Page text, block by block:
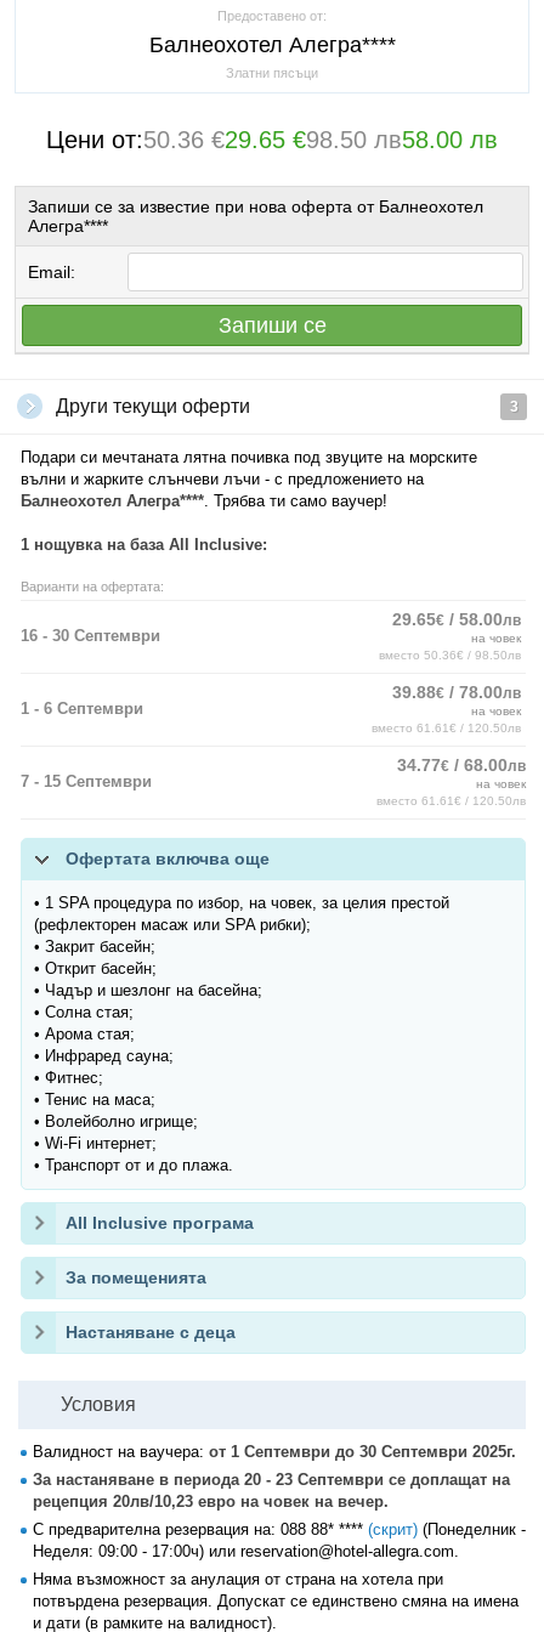
Предоставено от:
Балнеохотел Алегра****
Златни пясъци
Цени от:50.36 €29.65 €98.50 лв58.00 лв
Запиши се за известие при нова оферта от Балнеохотел
Алегра****
Email:
Запиши се
Други текущи оферти 3
Подари си мечтаната лятна почивка под звуците на морските
вълни и жарките слънчеви лъчи - с предложението на
Балнеохотел Алегра****. Трябва ти само ваучер!
1 нощувка на база All Inclusive:
Варианти на офертата:
16 - 30 Септември
29.65€ / 58.00лв
на човек
вместо 50.36€ / 98.50лв
1 - 6 Септември
39.88€ / 78.00лв
на човек
вместо 61.61€ / 120.50лв
7 - 15 Септември
34.77€ / 68.00лв
на човек
вместо 61.61€ / 120.50лв
Офертата включва още
• 1 SPA процедура по избор, на човек, за целия престой
(рефлекторен масаж или SPA рибки);
• Закрит басейн;
• Открит басейн;
• Чадър и шезлонг на басейна;
• Солна стая;
• Арома стая;
• Инфраред сауна;
• Фитнес;
• Тенис на маса;
• Волейболно игрище;
• Wi-Fi интернет;
• Транспорт от и до плажа.
All Inclusive програма
За помещенията
Настаняване с деца
Условия
Валидност на ваучера: от 1 Септември до 30 Септември 2025г.
За настаняване в периода 20 - 23 Септември се доплащат на
рецепция 20лв/10,23 евро на човек на вечер.
С предварителна резервация на: 088 88* **** (скрит) (Понеделник -
Неделя: 09:00 - 17:00ч) или reservation@hotel-allegra.com.
Няма възможност за анулация от страна на хотела при
потвърдена резервация. Допускат се единствено смяна на имена
и дати (в рамките на валидност).